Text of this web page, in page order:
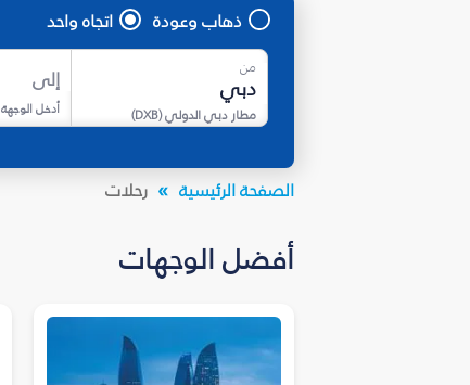
ذهاب وعودة اتجاه واحد
من
مطار دبي الدولي(
DXB
)
إلى
أدخل الوجهة
الصفحة الرئيسية رحلات
أفضل الوجهات